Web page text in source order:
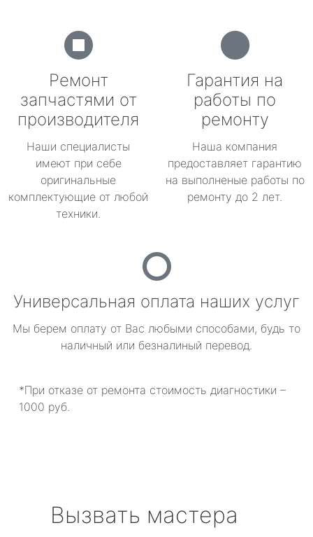
Ремонт
запчастями от
производителя
Наши специалисты
имеют при себе
оригинальные
комплектующие от любой
техники.
Гарантия на
работы по
ремонту
Наша компания
предоставляет гарантию
на выполненые работы по
ремонту до 2 лет.
Универсальная оплата наших услуг
Мы берем оплату от Вас любыми способами, будь то
наличный или безналиный перевод.
*При отказе от ремонта стоимость диагностики –
1000 руб.
Вызвать мастера